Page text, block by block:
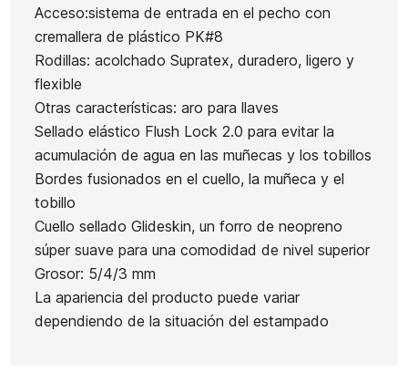
Acceso:sistema de entrada en el pecho con
cremallera de plástico PK#8
Rodillas: acolchado Supratex, duradero, ligero y
flexible
Otras características: aro para llaves
Sellado elástico Flush Lock 2.0 para evitar la
acumulación de agua en las muñecas y los tobillos
Bordes fusionados en el cuello, la muñeca y el
tobillo
Cuello sellado Glideskin, un forro de neopreno
súper suave para una comodidad de nivel superior
Grosor: 5/4/3 mm
La apariencia del producto puede variar
dependiendo de la situación del estampado